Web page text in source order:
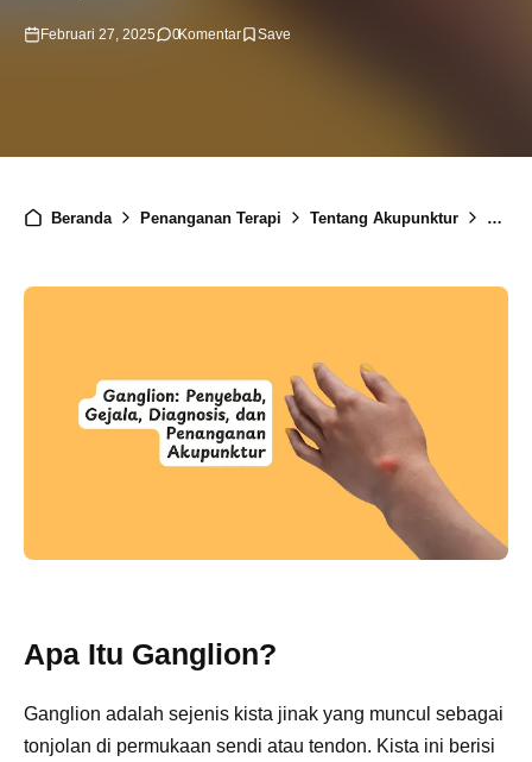
Februari 27, 2025 0Komentar
Beranda Penanganan Terapi Tentang Akupunktur
Apa Itu Ganglion?
Ganglion adalah sejenis kista jinak yang muncul sebagai
tonjolan di permukaan sendi atau tendon. Kista ini berisi